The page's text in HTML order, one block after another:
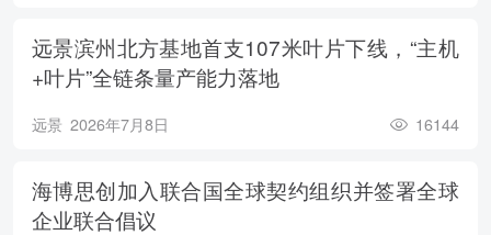
远景滨州北方基地首支107米叶片下线，“主机
+叶片”全链条量产能力落地
远景 2026年7月8日 16144
海博思创加入联合国全球契约组织并签署全球
企业联合倡议